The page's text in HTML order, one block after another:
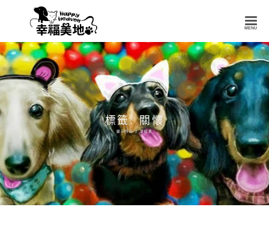
幸
福
美
Happy
Heaven
標籤: 關懷
顯示所有 2 筆結果